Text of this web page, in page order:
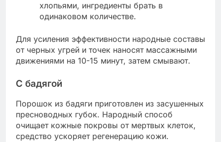
хлопьями, ингредиенты брать в
одинаковом количестве.
Для усиления эффективности народные составы
от черных угрей и точек наносят массажными
движениями на 10-15 минут, затем смывают.
С бадягой
Порошок из бадяги приготовлен из засушенных
пресноводных губок. Народный способ
очищает кожные покровы от мертвых клеток,
средство ускоряет регенерацию кожи.